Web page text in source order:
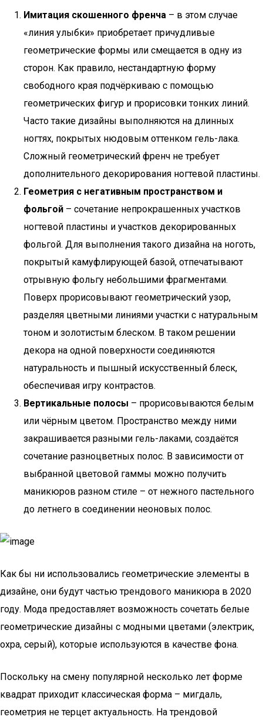
Имитация скошенного френча – в этом случае
«линия улыбки» приобретает причудливые
геометрические формы или смещается в одну из
сторон. Как правило, нестандартную форму
свободного края подчёркиваю с помощью
геометрических фигур и прорисовки тонких линий.
Часто такие дизайны выполняются на длинных
ногтях, покрытых нюдовым оттенком гель-лака.
Сложный геометрический френч не требует
дополнительного декорирования ногтевой пластины.
Геометрия с негативным пространством и
фольгой – сочетание непрокрашенных участков
ногтевой пластины и участков декорированных
фольгой. Для выполнения такого дизайна на ноготь,
покрытый камуфлирующей базой, отпечатывают
отрывную фольгу небольшими фрагментами.
Поверх прорисовывают геометрический узор,
разделяя цветными линиями участки с натуральным
тоном и золотистым блеском. В таком решении
декора на одной поверхности соединяются
натуральность и пышный искусственный блеск,
обеспечивая игру контрастов.
Вертикальные полосы – прорисовываются белым
или чёрным цветом. Пространство между ними
закрашивается разными гель-лаками, создаётся
сочетание разноцветных полос. В зависимости от
выбранной цветовой гаммы можно получить
маникюров разном стиле – от нежного пастельного
до летнего в соединении неоновых полос.
Как бы ни использовались геометрические элементы в
дизайне, они будут частью трендового маникюра в 2020
году. Мода предоставляет возможность сочетать белые
геометрические дизайны с модными цветами (электрик,
охра, серый), которые используются в качестве фона.
Поскольку на смену популярной несколько лет форме
квадрат приходит классическая форма – мигдаль,
геометрия не терцет актуальность. На трендовой